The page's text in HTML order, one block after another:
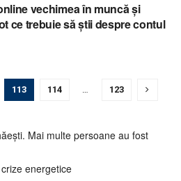
vechimea în muncă și
ce trebuie să știi despre contul
113 114 … 123
Mai multe persoane au fost
energetice